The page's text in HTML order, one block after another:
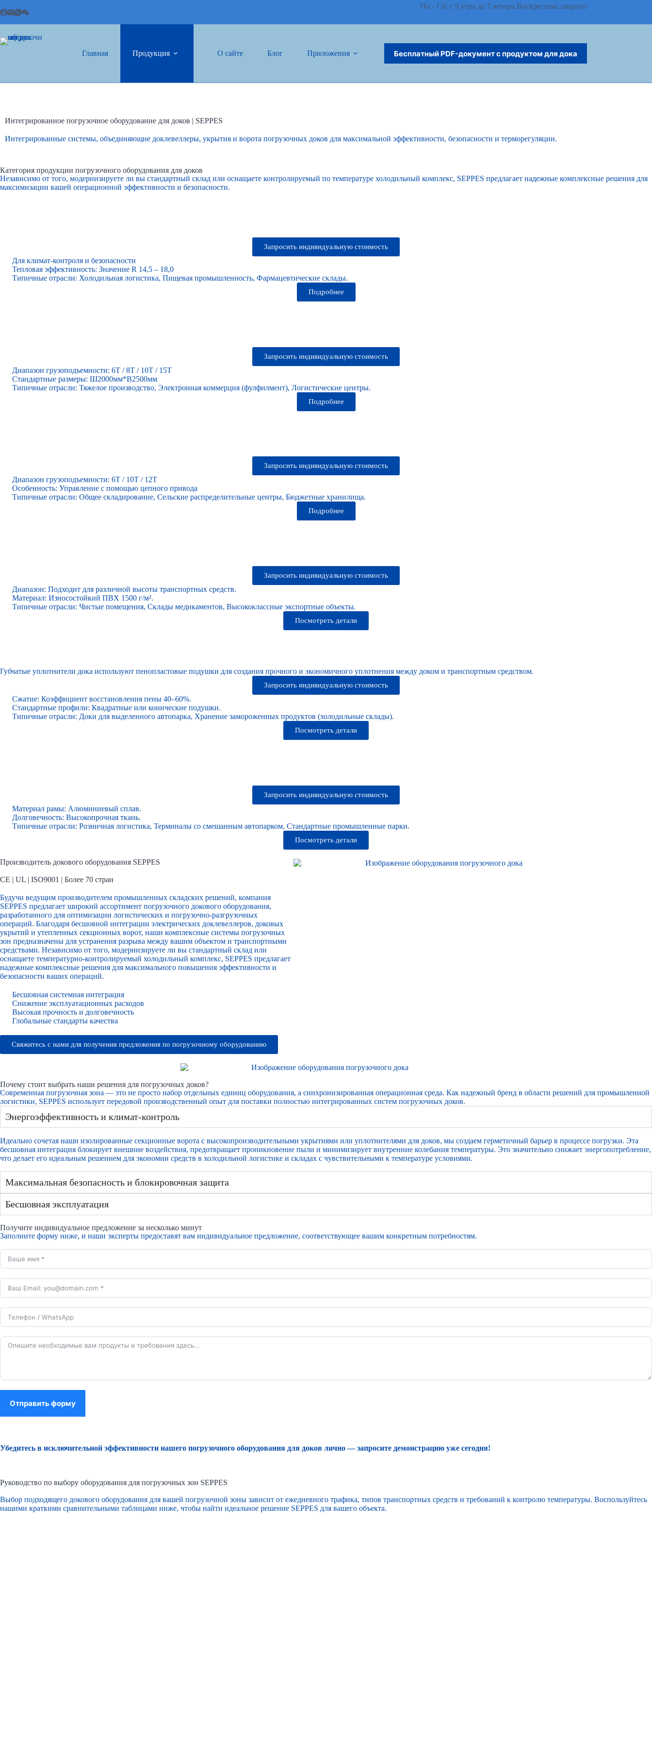
Пн - Сб: с 9 утра до 7 вечера Воскресенье закрыто
Главная Продукция О сайте Блог Приложения Связаться с Русский
Бесплатный PDF-документ с продуктом для дока
Интегрированное погрузочное оборудование для доков | SEPPES
Интегрированные системы, объединяющие доклевеллеры, укрытия и ворота погрузочных доков для максимальной эффективности, безопасности и терморегуляции.
Категория продукции погрузочного оборудования для доков
Независимо от того, модернизируете ли вы стандартный склад или оснащаете контролируемый по температуре холодильный комплекс, SEPPES предлагает надежные комплексные решения для
максимизации вашей операционной эффективности и безопасности.
Запросить индивидуальную стоимость
Для климат-контроля и безопасности
Тепловая эффективность: Значение R 14,5 – 18,0
Типичные отрасли: Холодильная логистика, Пищевая промышленность, Фармацевтические склады.
Подробнее
Запросить индивидуальную стоимость
Диапазон грузоподъемности: 6Т / 8Т / 10Т / 15Т
Стандартные размеры: Ш2000мм*В2500мм
Типичные отрасли: Тяжелое производство, Электронная коммерция (фулфилмент), Логистические центры.
Подробнее
Запросить индивидуальную стоимость
Диапазон грузоподъемности: 6Т / 10Т / 12Т
Особенность: Управление с помощью цепного привода
Типичные отрасли: Общее складирование, Сельские распределительные центры, Бюджетные хранилища.
Подробнее
Запросить индивидуальную стоимость
Диапазон: Подходит для различной высоты транспортных средств.
Материал: Износостойкий ПВХ 1500 г/м².
Типичные отрасли: Чистые помещения, Склады медикаментов, Высококлассные экспортные объекты.
Посмотреть детали
Губчатые уплотнители дока используют пенопластовые подушки для создания прочного и экономичного уплотнения между доком и транспортным средством.
Запросить индивидуальную стоимость
Сжатие: Коэффициент восстановления пены 40–60%.
Стандартные профили: Квадратные или конические подушки.
Типичные отрасли: Доки для выделенного автопарка, Хранение замороженных продуктов (холодильные склады).
Посмотреть детали
Запросить индивидуальную стоимость
Материал рамы: Алюминиевый сплав.
Долговечность: Высокопрочная ткань.
Типичные отрасли: Розничная логистика, Терминалы со смешанным автопарком, Стандартные промышленные парки.
Посмотреть детали
Производитель докового оборудования SEPPES
CE | UL | ISO9001 | Более 70 стран
Будучи ведущим производителем промышленных складских решений, компания
SEPPES предлагает широкий ассортимент погрузочного докового оборудования,
разработанного для оптимизации логистических и погрузочно-разгрузочных
операций. Благодаря бесшовной интеграции электрических доклевеллеров, доковых
укрытий и утепленных секционных ворот, наши комплексные системы погрузочных
зон предназначены для устранения разрыва между вашим объектом и транспортными
средствами. Независимо от того, модернизируете ли вы стандартный склад или
оснащаете температурно-контролируемый холодильный комплекс, SEPPES предлагает
надежные комплексные решения для максимального повышения эффективности и
безопасности ваших операций.
Бесшовная системная интеграция
Снижение эксплуатационных расходов
Высокая прочность и долговечность
Глобальные стандарты качества
Свяжитесь с нами для получения предложения по погрузочному оборудованию
Почему стоит выбрать наши решения для погрузочных доков?
Современная погрузочная зона — это не просто набор отдельных единиц оборудования, а синхронизированная операционная среда. Как надежный бренд в области решений для промышленной
логистики, SEPPES использует передовой производственный опыт для поставки полностью интегрированных систем погрузочных доков.
Энергоэффективность и климат-контроль
Идеально сочетая наши изолированные секционные ворота с высокопроизводительными укрытиями или уплотнителями для доков, мы создаем герметичный барьер в процессе погрузки. Эта
бесшовная интеграция блокирует внешние воздействия, предотвращает проникновение пыли и минимизирует внутренние колебания температуры. Это значительно снижает энергопотребление,
что делает его идеальным решением для экономии средств в холодильной логистике и складах с чувствительными к температуре условиями.
Максимальная безопасность и блокировочная защита
Бесшовная эксплуатация
Получите индивидуальное предложение за несколько минут
Заполните форму ниже, и наши эксперты предоставят вам индивидуальное предложение, соответствующее вашим конкретным потребностям.
Отправить форму
Убедитесь в исключительной эффективности нашего погрузочного оборудования для доков лично — запросите демонстрацию уже сегодня!
Руководство по выбору оборудования для погрузочных зон SEPPES
Выбор подходящего докового оборудования для вашей погрузочной зоны зависит от ежедневного трафика, типов транспортных средств и требований к контролю температуры. Воспользуйтесь
нашими краткими сравнительными таблицами ниже, чтобы найти идеальное решение SEPPES для вашего объекта.